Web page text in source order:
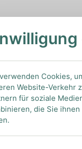
Cookies,
Website-Verkehr
für soziale
die Sie